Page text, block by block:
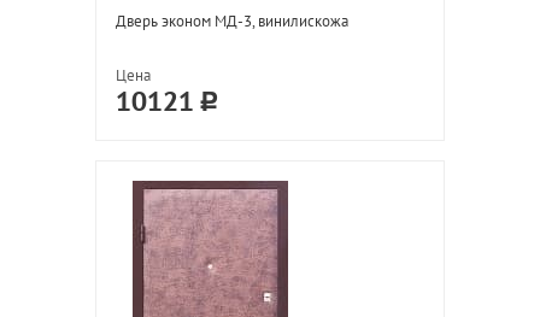
Дверь эконом МД-3, винилискожа
Цена
10121